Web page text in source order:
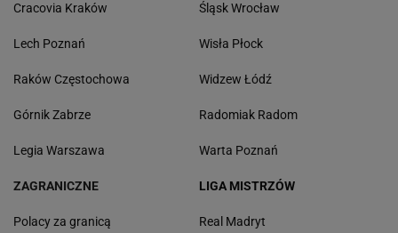
Cracovia Kraków
Lech Poznań
Raków Częstochowa
Górnik Zabrze
Legia Warszawa
Śląsk Wrocław
Wisła Płock
Widzew Łódź
Radomiak Radom
Warta Poznań
ZAGRANICZNE
Polacy za granicą
LIGA MISTRZÓW
Real Madryt